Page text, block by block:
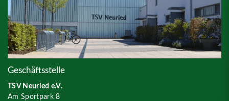
Geschäftsstelle
TSV Neuried e.V.
Am Sportpark 8